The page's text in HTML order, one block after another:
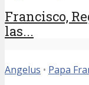
Francisco,
las...
Angelus • Papa